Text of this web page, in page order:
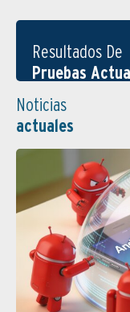
Resultados De
Pruebas
Noticias
actuales